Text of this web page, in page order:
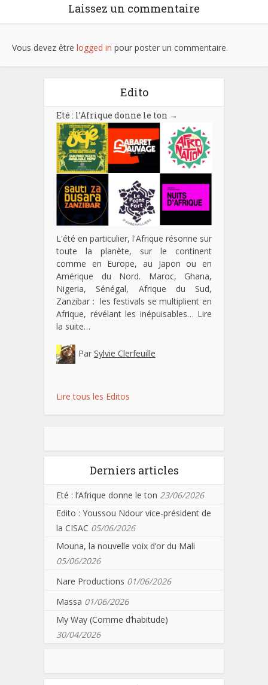
Laissez un commentaire
Vous devez être logged in pour poster un commentaire.
Edito
Eté : l’Afrique donne le ton →
L'été en particulier, l'Afrique résonne sur
toute la planète, sur le continent
comme en Europe, au Japon ou en
Amérique du Nord. Maroc, Ghana,
Nigeria, Sénégal, Afrique du Sud,
Zanzibar : les festivals se multiplient en
Afrique, révélant les inépuisables… Lire
la suite…
Par Sylvie Clerfeuille
Lire tous les Editos
Derniers articles
Eté : l’Afrique donne le ton 23/06/2026
Edito : Youssou Ndour vice-président de
la CISAC 05/06/2026
Mouna, la nouvelle voix d’or du Mali
05/06/2026
Nare Productions 01/06/2026
Massa 01/06/2026
My Way (Comme d’habitude)
30/04/2026